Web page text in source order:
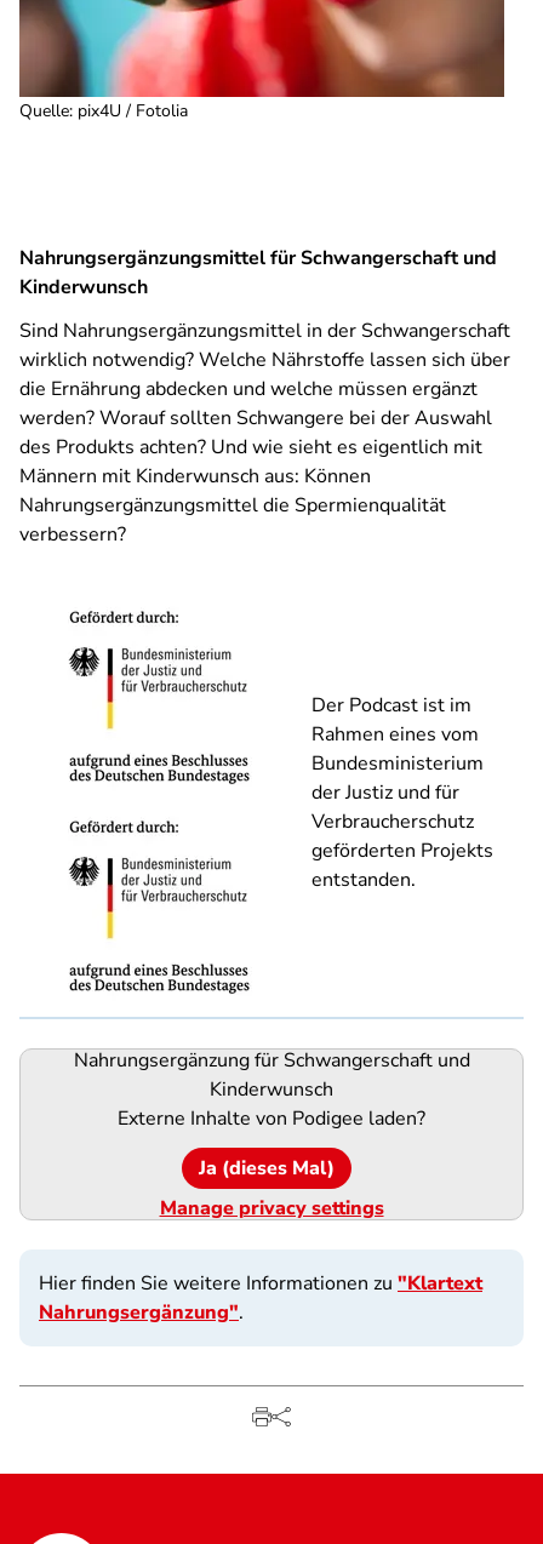
Quelle: pix4U / Fotolia
Nahrungsergänzungsmittel für Schwangerschaft und
Kinderwunsch
Sind Nahrungsergänzungsmittel in der Schwangerschaft
wirklich notwendig? Welche Nährstoffe lassen sich über
die Ernährung abdecken und welche müssen ergänzt
werden? Worauf sollten Schwangere bei der Auswahl
des Produkts achten? Und wie sieht es eigentlich mit
Männern mit Kinderwunsch aus: Können
Nahrungsergänzungsmittel die Spermienqualität
verbessern?
Der Podcast ist im
Rahmen eines vom
Bundesministerium
der Justiz und für
Verbraucherschutz
geförderten Projekts
entstanden.
Podigee-Nahrungsergänzung für Schwangerschaft und
Kinderwunsch
Externe Inhalte von Podigee laden?
Ja (dieses Mal)
Manage privacy settings
Hier finden Sie weitere Informationen zu "Klartext
Nahrungsergänzung".